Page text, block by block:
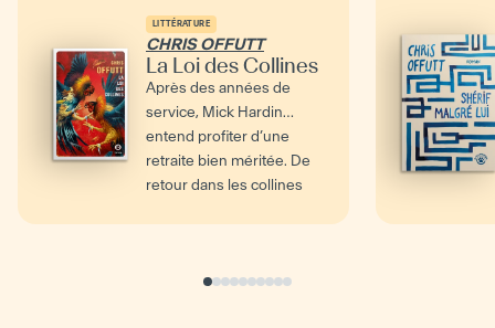
LITTÉRATURE
CHRIS OFFUTT
La Loi des Collines
Après des années de
service, Mick Hardin
entend profiter d’une
retraite bien méritée. De
retour dans les collines